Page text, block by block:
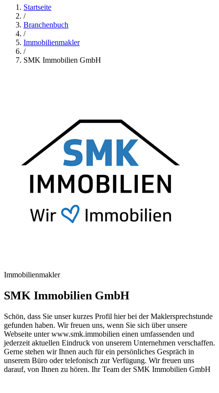
Startseite
/
Branchenbuch
/
Immobilienmakler
/
SMK Immobilien GmbH
Immobilienmakler
SMK Immobilien GmbH
Schön, dass Sie unser kurzes Profil hier bei der Maklersprechstunde
gefunden haben. Wir freuen uns, wenn Sie sich über unsere
Webseite unter www.smk.immobilien einen umfassenden und
jederzeit aktuellen Eindruck von unserem Unternehmen verschaffen.
Gerne stehen wir Ihnen auch für ein persönliches Gespräch in
unserem Büro oder telefonisch zur Verfügung. Wir freuen uns
darauf, von Ihnen zu hören. Ihr Team der SMK Immobilien GmbH